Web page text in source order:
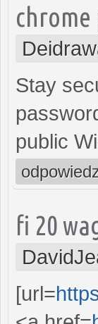
chrome
Stay
public
fi 20
[url=